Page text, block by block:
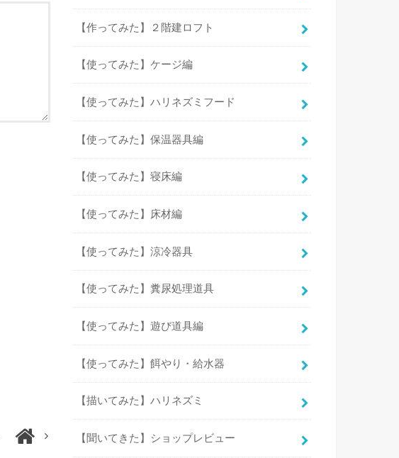
【作ってみた】２階建ロフト
【使ってみた】ケージ編
【使ってみた】ハリネズミフード
【使ってみた】保温器具編
【使ってみた】寝床編
【使ってみた】床材編
【使ってみた】涼冷器具
【使ってみた】糞尿処理道具
【使ってみた】遊び道具編
【使ってみた】餌やり・給水器
【描いてみた】ハリネズミ
【聞いてきた】ショップレビュー